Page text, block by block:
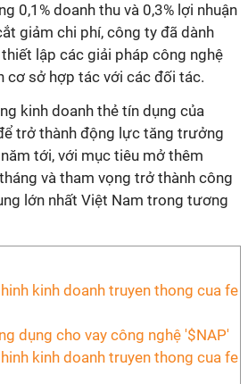
0,1% doanh thu và 0,3% lợi nhuận
giảm chi phí, công ty đã dành
lập các giải pháp công nghệ
cơ sở hợp tác với các đối tác.
kinh doanh thẻ tín dụng của
trở thành động lực tăng trưởng
tới, với mục tiêu mở thêm
và tham vọng trở thành công
lớn nhất Việt Nam trong tương
dụng cho vay công nghệ '$NAP'